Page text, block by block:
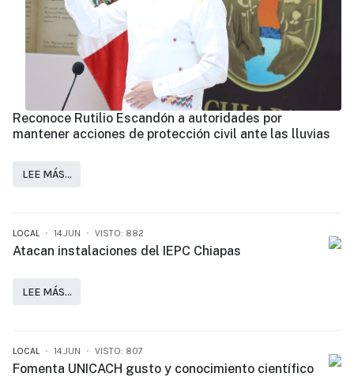
Reconoce Rutilio Escandón a autoridades por
mantener acciones de protección civil ante las lluvias
LEE MÁS…
LOCAL 14.JUN VISTO: 882
Atacan instalaciones del IEPC Chiapas
LEE MÁS…
LOCAL 14.JUN VISTO: 807
Fomenta UNICACH gusto y conocimiento científico